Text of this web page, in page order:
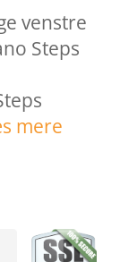
venstre
Steps
mere